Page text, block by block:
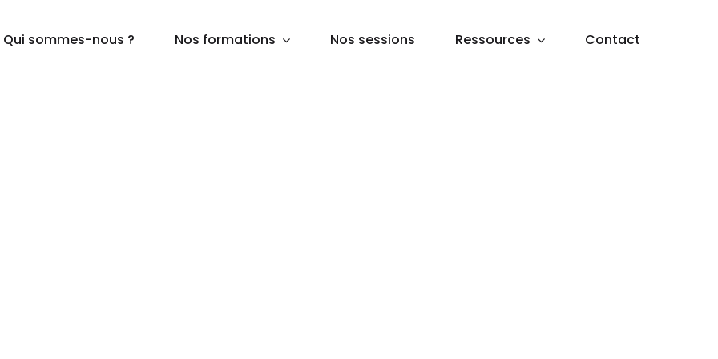
Qui sommes-nous ? Nos formations Nos sessions Ressources Contact